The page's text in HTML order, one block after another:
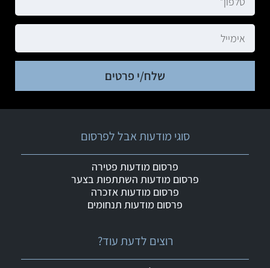
שלח/י פרטים
רוצים לדעת עוד?
סוגי מודעות אבל לפרסום
פרסום מודעות פטירה
פרסום מודעות השתתפות בצער
פרסום מודעות אזכרה
פרסום מודעות תנחומים